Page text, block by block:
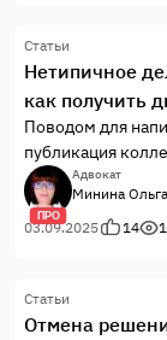
Статьи
Нетипичное
как получить
Поводом для
публикация
том, чему не учат
сложное,
Матвеева Олега
ПРО
Адвокат
Минина
03.09.2025
14
Статьи
Отмена